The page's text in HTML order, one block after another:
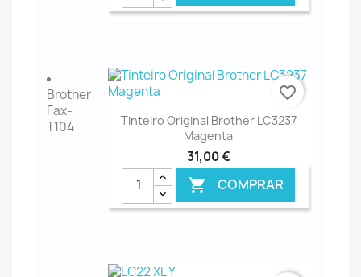
Brother
Fax-
T104
Tinteiro Original Brother LC3237
Magenta
31,00 €
 COMPRAR
favorite_border